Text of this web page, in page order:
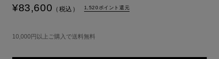
¥83,600 （税込） 1,520ポイント還元
10,000円以上ご購入で送料無料